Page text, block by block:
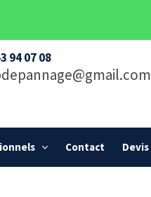
94 07 08
Contact Devis